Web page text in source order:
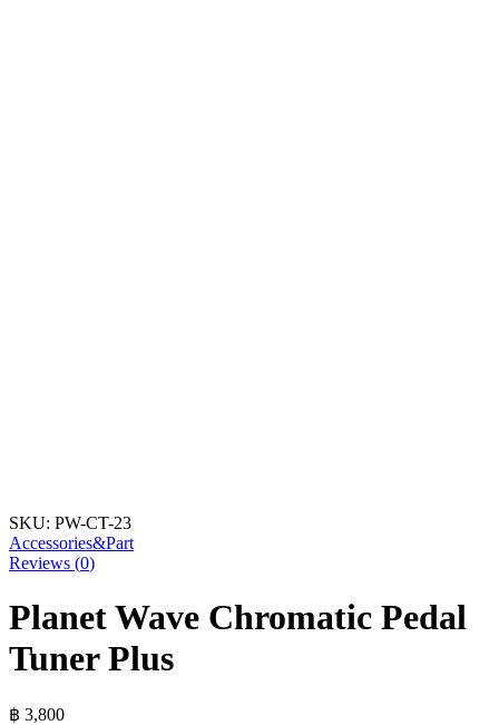
SKU: PW-CT-23
Accessories&Part
Reviews (0)
Planet Wave Chromatic Pedal
Tuner Plus
฿ 3,800